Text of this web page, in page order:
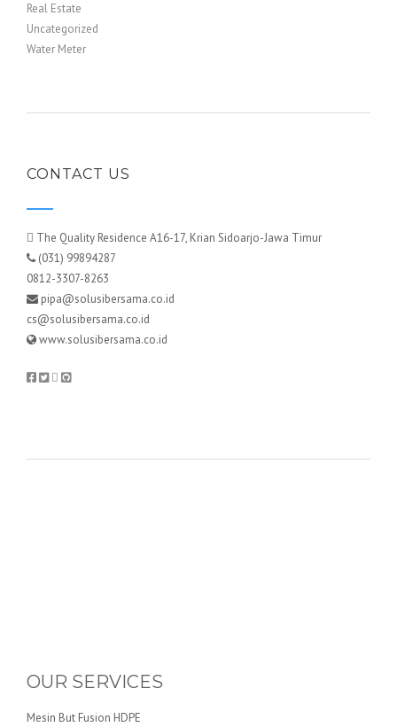
Real Estate
Uncategorized
Water Meter
CONTACT US
The Quality Residence A16-17, Krian Sidoarjo-Jawa Timur
(031) 99894287
0812-3307-8263
pipa@solusibersama.co.id
cs@solusibersama.co.id
www.solusibersama.co.id
OUR SERVICES
Mesin But Fusion HDPE